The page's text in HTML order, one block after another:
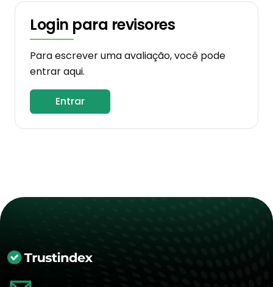
Login para revisores
Para escrever uma avaliação, você pode
entrar aqui.
Entrar